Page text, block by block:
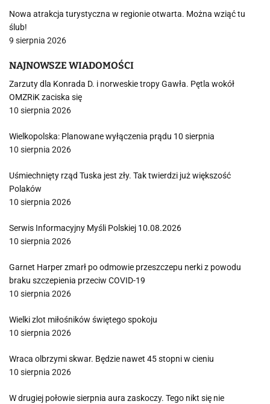
Nowa atrakcja turystyczna w regionie otwarta. Można wziąć tu
ślub!
9 sierpnia 2026
NAJNOWSZE WIADOMOŚCI
Zarzuty dla Konrada D. i norweskie tropy Gawła. Pętla wokół
OMZRiK zaciska się
10 sierpnia 2026
Wielkopolska: Planowane wyłączenia prądu 10 sierpnia
10 sierpnia 2026
Uśmiechnięty rząd Tuska jest zły. Tak twierdzi już większość
Polaków
10 sierpnia 2026
Serwis Informacyjny Myśli Polskiej 10.08.2026
10 sierpnia 2026
Garnet Harper zmarł po odmowie przeszczepu nerki z powodu
braku szczepienia przeciw COVID-19
10 sierpnia 2026
Wielki zlot miłośników świętego spokoju
10 sierpnia 2026
Wraca olbrzymi skwar. Będzie nawet 45 stopni w cieniu
10 sierpnia 2026
W drugiej połowie sierpnia aura zaskoczy. Tego nikt się nie